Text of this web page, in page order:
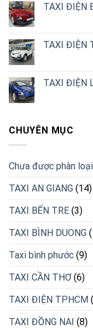
TAXI ĐIỆN
TAXI ĐIỆN
TAXI ĐIỆN
CHUYÊN MỤC
Chưa được phân loại
TAXI AN GIANG (14)
TAXI BẾN TRE (3)
TAXI BÌNH DUONG
Taxi bình phước (9)
TAXI CẦN THƠ(6)
TAXI ĐIỆN TPHCM
TAXI ĐỒNG NAI (8)